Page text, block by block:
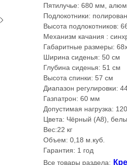
Пятилучье: 680 мм,
Подлокотники:
Высота подлокотников:
Механизм качания :
Габаритные размеры:
Ширина сиденья: 50 см
Глубина сиденья: 51 см
Высота спинки: 57 см
Диапазон регулировки:
Газпатрон: 60 мм
Допустимая нагрузка:
Цвета: Чёрный (A8),
Вес:22 кг
Объем: 0,18 м.куб.
Гарантия: 1 год
Все товары раздела: